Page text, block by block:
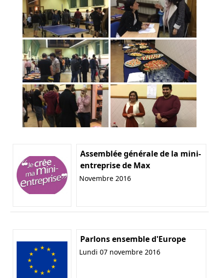
Assemblée générale de la mini-
entreprise de Max
Novembre 2016
Parlons ensemble d'Europe
Lundi 07 novembre 2016